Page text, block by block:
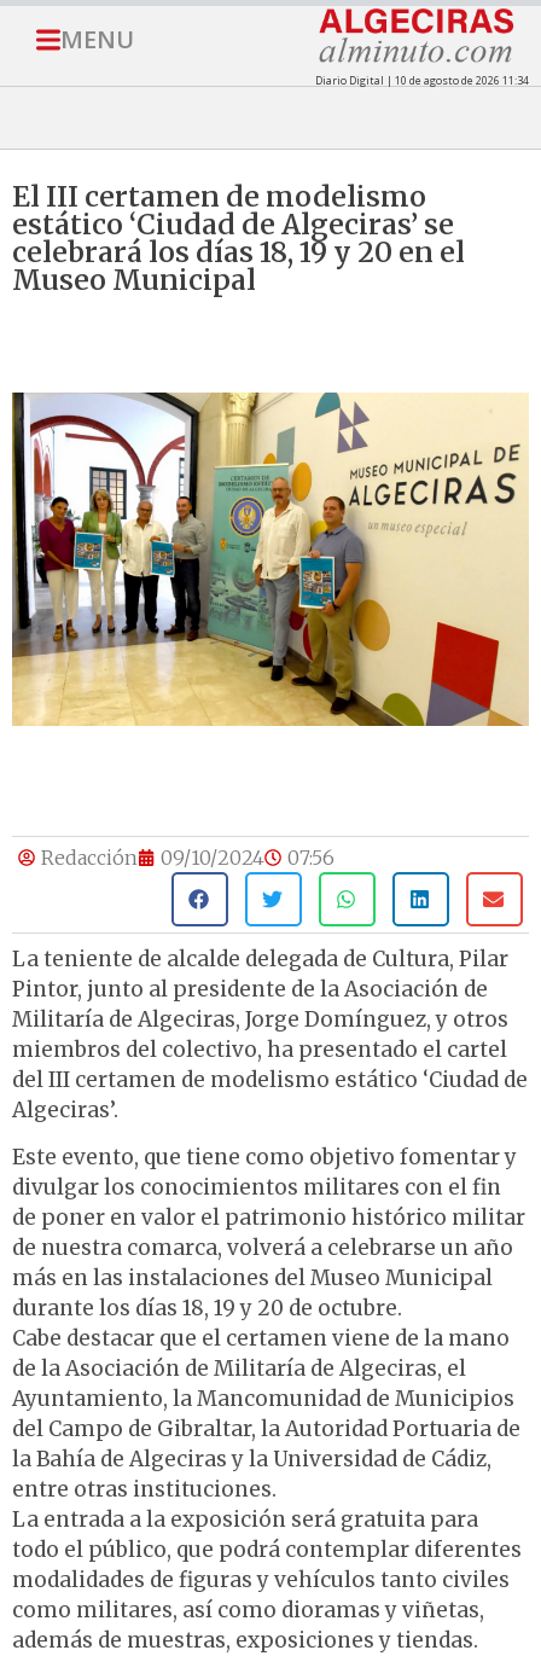
MENU
Diario Digital | 10 de agosto de 2026 11:34
El III certamen de modelismo
estático ‘Ciudad de Algeciras’ se
celebrará los días 18, 19 y 20 en el
Museo Municipal
Redacción 09/10/2024 07:56
La teniente de alcalde delegada de Cultura, Pilar
Pintor, junto al presidente de la Asociación de
Militaría de Algeciras, Jorge Domínguez, y otros
miembros del colectivo, ha presentado el cartel
del III certamen de modelismo estático ‘Ciudad de
Algeciras’.
Este evento, que tiene como objetivo fomentar y
divulgar los conocimientos militares con el fin
de poner en valor el patrimonio histórico militar
de nuestra comarca, volverá a celebrarse un año
más en las instalaciones del Museo Municipal
durante los días 18, 19 y 20 de octubre.
Cabe destacar que el certamen viene de la mano
de la Asociación de Militaría de Algeciras, el
Ayuntamiento, la Mancomunidad de Municipios
del Campo de Gibraltar, la Autoridad Portuaria de
la Bahía de Algeciras y la Universidad de Cádiz,
entre otras instituciones.
La entrada a la exposición será gratuita para
todo el público, que podrá contemplar diferentes
modalidades de figuras y vehículos tanto civiles
como militares, así como dioramas y viñetas,
además de muestras, exposiciones y tiendas.